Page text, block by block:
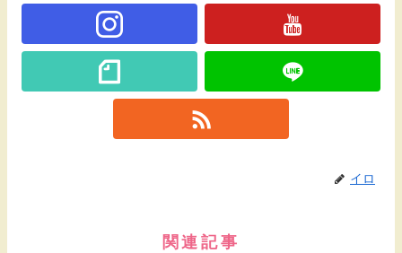
イロ
関連記事